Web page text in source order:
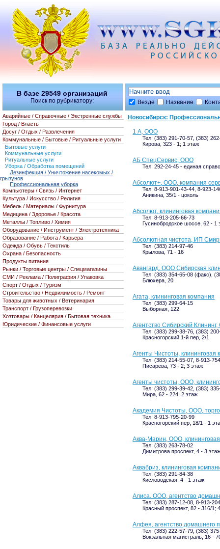
Везде Название
Новосибирск:
1 А, ООО
Тел: (383) 291-70-57, (383)
Кирова, 323 - 1; 1 этаж
АБ СпецСервис, ООО
Тел: 292-24-45 - единая
Абсолют+, ООО, компания
Тел: 8-913-901-43-44, 8-923-
Аникина, 35/1 - цоколь
Абсолют, клининговая
Тел: 8-913-205-66-73
Гусинобродское шоссе, 62 - 1
Абсолютная чистота, ИП
Тел: (383) 214-97-46
Крылова, 71 - 16
Авангард, ООО Сибирская
Тел: (383) 354-65-08 (факс),
Блюхера, 20
Агата, клининговая компания
Тел: (383) 299-64-15
Выборная, 122
Агентство Сибирский
Тел: (383) 299-38-76, (383)
Красногорский 1-й пер, 2/1
Агенты Чистоты, клининговая
Тел: (383) 214-55-07, 8-913-
Писарева, 73 - 2; 3 этаж
Агенты чистоты, ООО,
Тел: (383) 299-39-42, (383)
Мира, 62 - 224; 2 этаж
Академия Чистоты, ООО,
Тел: 8-913-795-20-99
Красногорский пер, 18/1 - 1
Аква-Марин, ООО,
Тел: (383) 263-78-02
Димитрова проспект, 4 - 3 этаж
Аквабриз, клининговая
Тел: (383) 291-84-38
Кисловодская, 4 - 1 этаж
Алиса, ООО, агентство
Тел: (383) 287-12-08, 8-913-
Красный проспект, 82 - 316/1;
Алфея, агентство домашнего
Тел: (383) 222-57-79, (383)
Вокзальная магистраль, 16 -
В базе 29549 организаций
Поиск по рубрикатору:
Аварийные / Справочные / Экстренные службы
Город / Власть
Досуг / Отдых / Развлечения
Коммунальные / Бытовые / Ритуальные услуги
Бытовые услуги
Коммунальные услуги
Ритуальные услуги
Уборка / Обработка помещений
Дезинфекция / Уничтожение насекомых /
грызунов
Профессиональная уборка
Компьютеры / Связь / Интернет
Культура / Искусство / Религия
Мебель / Материалы / Фурнитура
Медицина / Здоровье / Красота
Металлы / Топливо / Химия
Оборудование / Инструмент / Электротехника
Образование / Работа / Карьера
Одежда / Обувь / Текстиль
Охрана / Безопасность
Продукты питания
Рынки / Торговые центры / Спецмагазины
СМИ / Реклама / Полиграфия / Упаковка
Спорт / Отдых / Туризм
Строительство / Недвижимость / Ремонт
Товары для животных / Ветеринария
Транспорт / Грузоперевозки
Хозтовары / Канцелярия / Бытовая техника
Юридические / Финансовые услуги